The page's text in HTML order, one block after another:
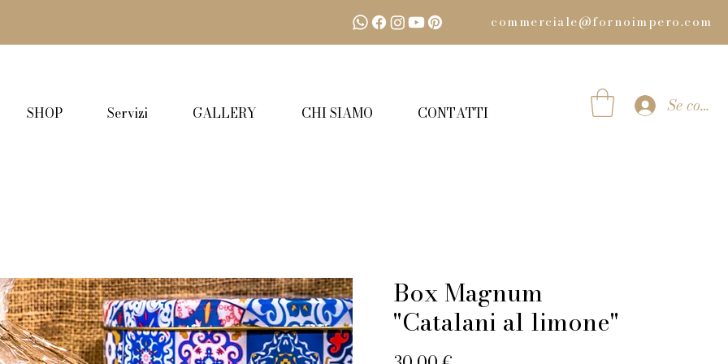
commerciale@fornoimpero.com
SHOP Servizi GALLERY CHI SIAMO CONTATTI Se
Box Magnum
"Catalani al limone"